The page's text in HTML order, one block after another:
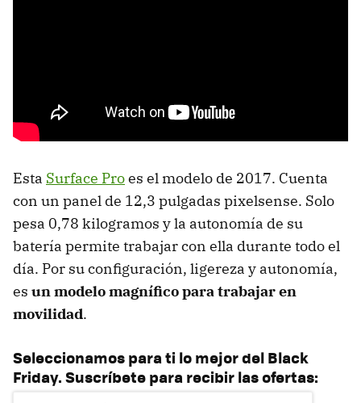
Esta Surface Proes el modelo de 2017. Cuenta
con un panel de 12,3 pulgadas pixelsense. Solo
pesa 0,78 kilogramos y la autonomía de su
batería permite trabajar con ella durante todo el
día. Por su configuración, ligereza y autonomía,
es un modelo magnífico para trabajar en
movilidad.
Seleccionamos para ti lo mejor del Black
Friday. Suscríbete para recibir las ofertas: